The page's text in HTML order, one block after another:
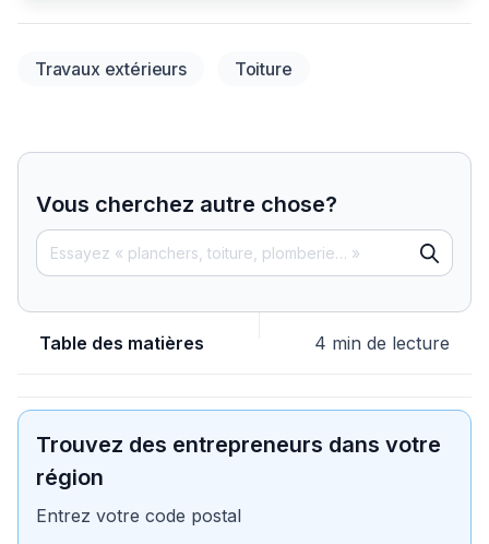
Travaux extérieurs Toiture
Vous cherchez autre chose?
Table des matières 4 min de lecture
Trouvez des entrepreneurs dans votre
région
Entrez votre code postal